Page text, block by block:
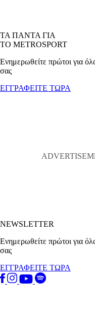
ΤΑ ΠΑΝΤΑ ΓΙΑ
ΤΟ METROSPORT
Ενημερωθείτε πρώτοι για
σας
ΕΓΓΡΑΦΕΙΤΕ ΤΩΡΑ
NEWSLETTER
Ενημερωθείτε πρώτοι για
σας
ΕΓΓΡΑΦΕΙΤΕ ΤΩΡΑ